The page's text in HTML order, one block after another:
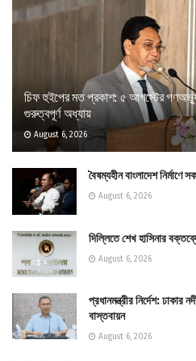
চিফ হুইপের মত প্রকাশ: ৫ আগস্টের
গুরুত্বপূর্ণ অধ্যায়
August 6, 2026
বৈষম্যহীন বাংলাদেশ
August 6, 2026
দিল্লিতে শেখ হাসিনার
August 6, 2026
প্রধানমন্ত্রীর নির্দেশ: ঢাকার
বাস্তবায়ন
August 6, 2026